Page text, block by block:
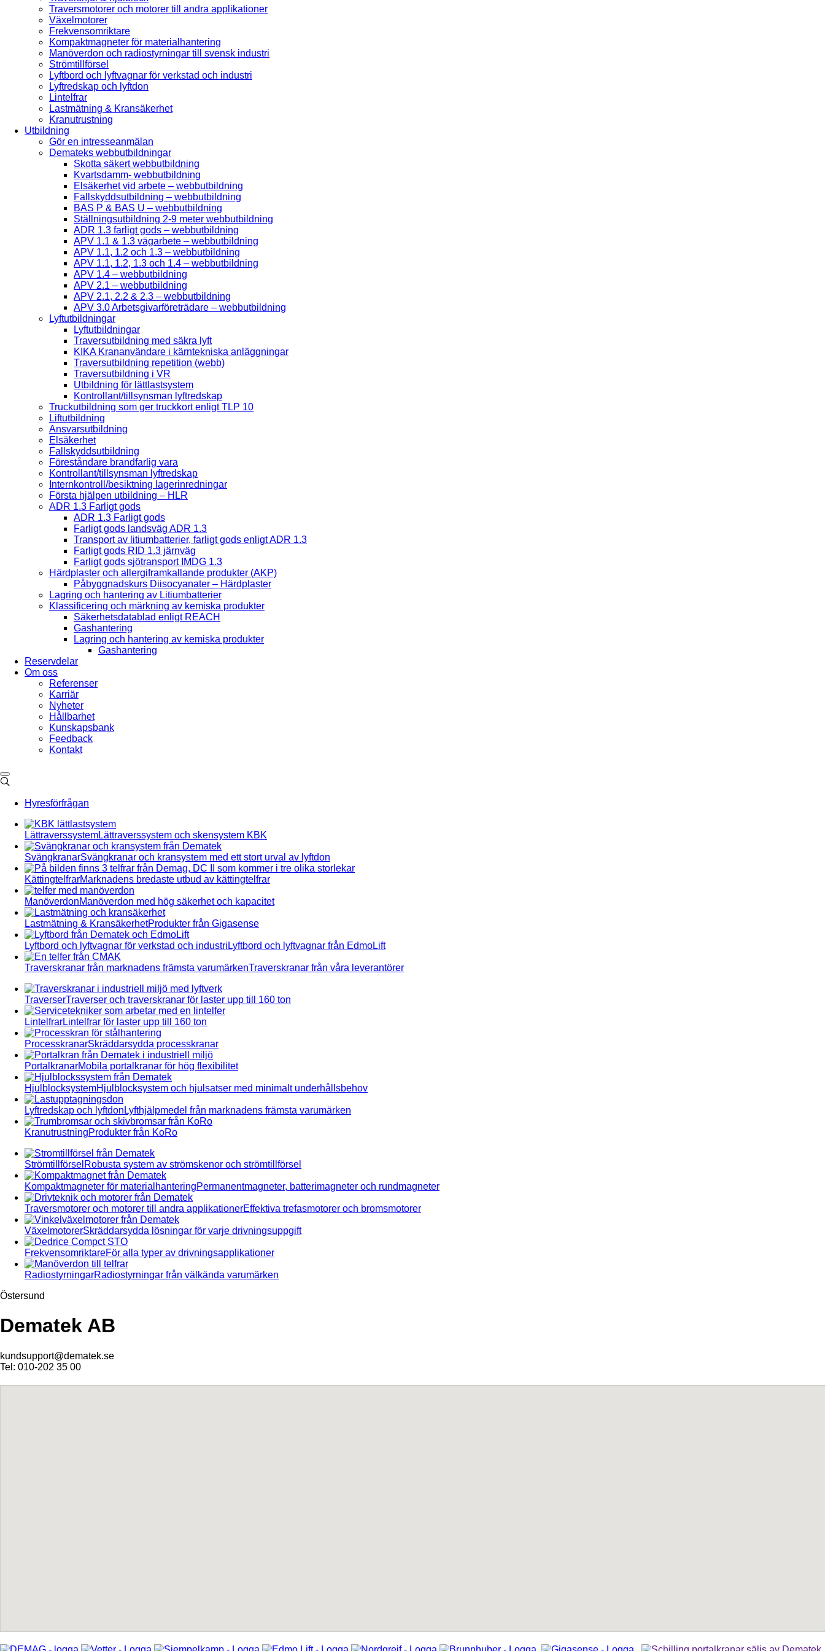
Traversmotorer och motorer till andra applikationer
Växelmotorer
Frekvensomriktare
Kompaktmagneter för materialhantering
Manöverdon och radiostyrningar till svensk industri
Strömtillförsel
Lyftbord och lyftvagnar för verkstad och industri
Lyftredskap och lyftdon
Lintelfrar
Lastmätning & Kransäkerhet
Kranutrustning
Utbildning
Gör en intresseanmälan
Demateks webbutbildningar
Skotta säkert webbutbildning
Kvartsdamm- webbutbildning
Elsäkerhet vid arbete – webbutbildning
Fallskyddsutbildning – webbutbildning
BAS P & BAS U – webbutbildning
Ställningsutbildning 2-9 meter webbutbildning
ADR 1.3 farligt gods – webbutbildning
APV 1.1 & 1.3 vägarbete – webbutbildning
APV 1.1, 1.2 och 1.3 – webbutbildning
APV 1.1, 1.2, 1.3 och 1.4 – webbutbildning
APV 1.4 – webbutbildning
APV 2.1 – webbutbildning
APV 2.1, 2.2 & 2.3 – webbutbildning
APV 3.0 Arbetsgivarföreträdare – webbutbildning
Lyftutbildningar
Lyftutbildningar
Traversutbildning med säkra lyft
KIKA Krananvändare i kärntekniska anläggningar
Traversutbildning repetition (webb)
Traversutbildning i VR
Utbildning för lättlastsystem
Kontrollant/tillsynsman lyftredskap
Truckutbildning som ger truckkort enligt TLP 10
Liftutbildning
Ansvarsutbildning
Elsäkerhet
Fallskyddsutbildning
Föreståndare brandfarlig vara
Kontrollant/tillsynsman lyftredskap
Internkontroll/besiktning lagerinredningar
Första hjälpen utbildning – HLR
ADR 1.3 Farligt gods
ADR 1.3 Farligt gods
Farligt gods landsväg ADR 1.3
Transport av litiumbatterier, farligt gods enligt ADR 1.3
Farligt gods RID 1.3 järnväg
Farligt gods sjötransport IMDG 1.3
Härdplaster och allergiframkallande produkter (AKP)
Påbyggnadskurs Diisocyanater – Härdplaster
Lagring och hantering av Litiumbatterier
Klassificering och märkning av kemiska produkter
Säkerhetsdatablad enligt REACH
Gashantering
Lagring och hantering av kemiska produkter
Gashantering
Reservdelar
Om oss
Referenser
Karriär
Nyheter
Hållbarhet
Kunskapsbank
Feedback
Kontakt
Hyresförfrågan
LättraverssystemLättraverssystem och skensystem KBK
SvängkranarSvängkranar och kransystem med ett stort urval av lyftdon
KättingtelfrarMarknadens bredaste utbud av kättingtelfrar
ManöverdonManöverdon med hög säkerhet och kapacitet
Lastmätning & KransäkerhetProdukter från Gigasense
Lyftbord och lyftvagnar för verkstad och industri Lyftbord och lyftvagnar från EdmoLift
Traverskranar från marknadens främsta varumärkenTraverskranar från våra leverantörer
TraverserTraverser och traverskranar för laster upp till 160 ton
LintelfrarLintelfrar för laster upp till 160 ton
ProcesskranarSkräddarsydda processkranar
PortalkranarMobila portalkranar för hög flexibilitet
HjulblocksystemHjulblocksystem och hjulsatser med minimalt underhållsbehov
Lyftredskap och lyftdon Lyfthjälpmedel från marknadens främsta varumärken
KranutrustningProdukter från KoRo
Strömtillförsel Robusta system av strömskenor och strömtillförsel
Kompaktmagneter för materialhanteringPermanentmagneter, batterimagneter och rundmagneter
Traversmotorer och motorer till andra applikationerEffektiva trefasmotorer och bromsmotorer
VäxelmotorerSkräddarsydda lösningar för varje drivningsuppgift
FrekvensomriktareFör alla typer av drivningsapplikationer
RadiostyrningarRadiostyrningar från välkända varumärken
Östersund
Dematek AB
kundsupport@dematek.se
Tel: 010-202 35 00